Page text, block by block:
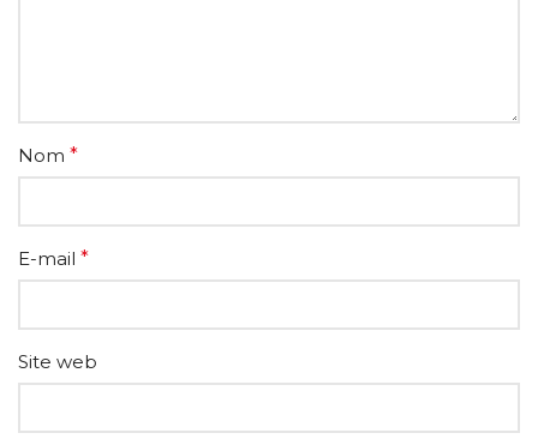
Nom *
E-mail *
Site web